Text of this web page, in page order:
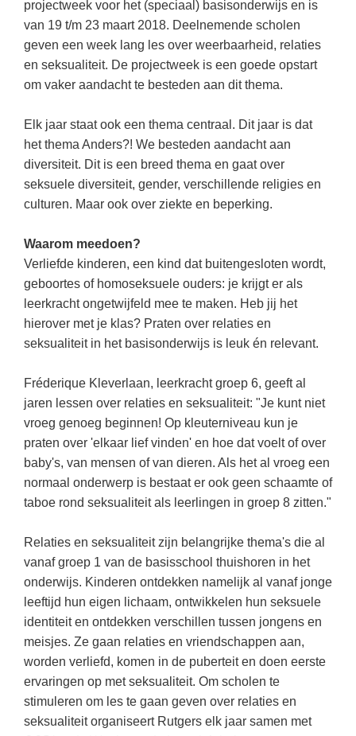
Digitaal onderwijs
Cito toets
Eindexamens
NIEUWSARCHIEF
Augustus 2026
Juli 2026
April 2026
Lespakket ‘Circulaire Economie - van
verpakking tot nieuwe grondstof’
Gastles Zeebenen in de klas
Van verdunningscalculator tot
practicumvoorbereiding: gratis online
hulpmiddelen voor science-docenten en
TOA's
DGM in de klas
Frans(31)
Open vacature (27)
Duits(21)
Lichamelijke opvoeding(19)
Economie(17)
Amsterdam (66)
Rotterdam(64)
Almere (49)
Utrecht (45)
Dordrecht(35)
Zoetermeer(18)
Eindhoven(17)
Haarlem(16)
Kerst kleurplaten
Woordpuzzels
Kruiswoordpuzzels
LEUK IN DE KLAS
Rebussen
Biologie
Burgerschap
Ckv
Economie
Engels
Filosofie
Fries (Frysk)
Geschiedenis
Handelswetenschappen
Informatica
Letterkunde
Levensbeschouwing
Maatschappijleer
Muziek
Nederlands
Rekenen / Wiskunde
Scheikunde
Spaans
Studievaardigheden
Techniek
Boek: Kleine werelden van het zonnestelsel
Leren met klassieke muziek
Lasermachine voor het onderwijs
Lasergraaf
Onderwijs opleidingen
Gratis lesmateriaal Dove self-esteem
Ontdek Memo voor de onderbouw zelf!
Maak uw leerlingen mediawijs!
op je eigen niveau
Taalzee: adaptief oefenen en toetsen
Theater als middel voor het aanleren van
sociale vaardigheden
Lesmateriaal gebaseerd op
Meesterbaan onderwijsvacatures
LEERMETHODEN
Biologie
Examentraining
Media
Nederlands
Rekenen
Sociale vaardigheden
Studievaardigheden
Taalvaardigheden
projectweek voor het (speciaal) basisonderwijs en is
van 19 t/m 23 maart 2018. Deelnemende scholen
geven een week lang les over weerbaarheid, relaties
en seksualiteit. De projectweek is een goede opstart
om vaker aandacht te besteden aan dit thema.
Elk jaar staat ook een thema centraal. Dit jaar is dat
het thema Anders?! We besteden aandacht aan
diversiteit. Dit is een breed thema en gaat over
seksuele diversiteit, gender, verschillende religies en
culturen. Maar ook over ziekte en beperking.
Waarom meedoen?
Verliefde kinderen, een kind dat buitengesloten wordt,
geboortes of homoseksuele ouders: je krijgt er als
leerkracht ongetwijfeld mee te maken. Heb jij het
hierover met je klas? Praten over relaties en
seksualiteit in het basisonderwijs is leuk én relevant.
Fréderique Kleverlaan, leerkracht groep 6, geeft al
jaren lessen over relaties en seksualiteit: "Je kunt niet
vroeg genoeg beginnen! Op kleuterniveau kun je
praten over 'elkaar lief vinden' en hoe dat voelt of over
baby's, van mensen of van dieren. Als het al vroeg een
normaal onderwerp is bestaat er ook geen schaamte of
taboe rond seksualiteit als leerlingen in groep 8 zitten."
Relaties en seksualiteit zijn belangrijke thema's die al
vanaf groep 1 van de basisschool thuishoren in het
onderwijs. Kinderen ontdekken namelijk al vanaf jonge
leeftijd hun eigen lichaam, ontwikkelen hun seksuele
identiteit en ontdekken verschillen tussen jongens en
meisjes. Ze gaan relaties en vriendschappen aan,
worden verliefd, komen in de puberteit en doen eerste
ervaringen op met seksualiteit. Om scholen te
stimuleren om les te gaan geven over relaties en
seksualiteit organiseert Rutgers elk jaar samen met